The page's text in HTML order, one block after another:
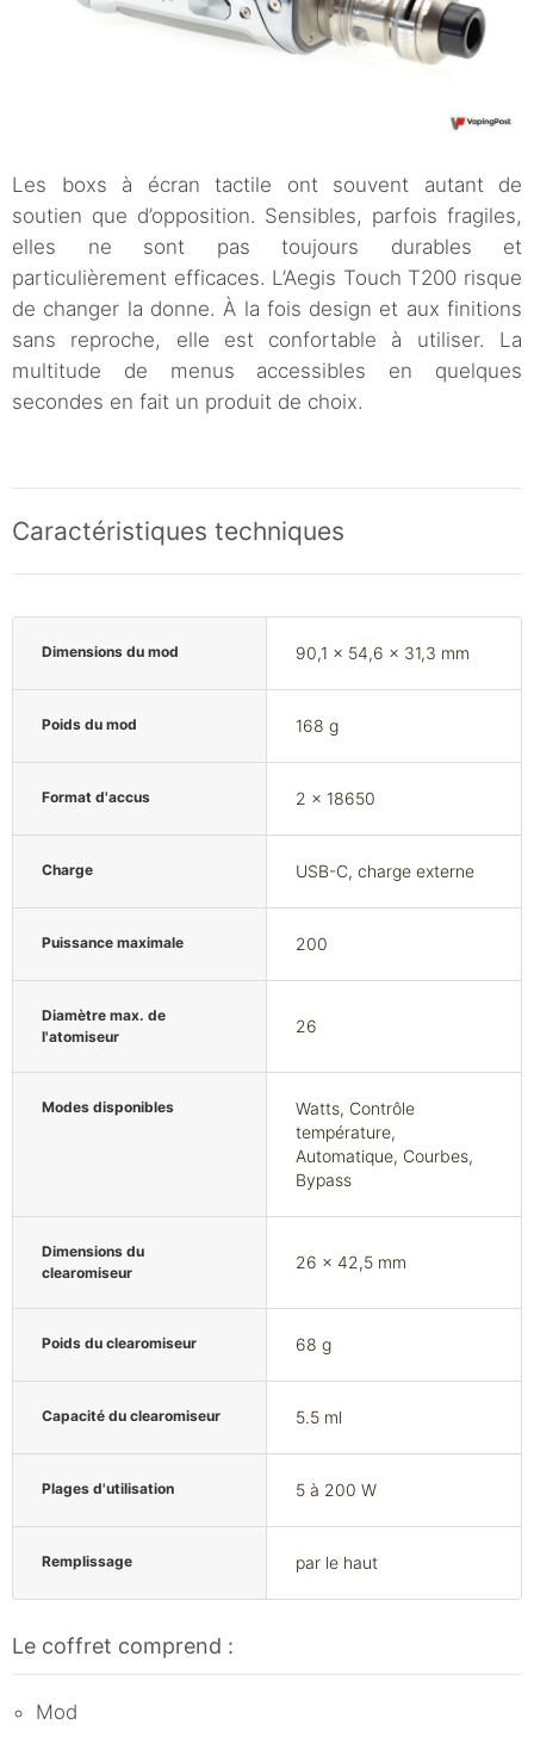
Les boxs à écran tactile ont souvent autant de
soutien que d’opposition. Sensibles, parfois fragiles,
elles ne sont pas toujours durables et
particulièrement efficaces. L’Aegis Touch T200 risque
de changer la donne. À la fois design et aux finitions
sans reproche, elle est confortable à utiliser. La
multitude de menus accessibles en quelques
secondes en fait un produit de choix.
Caractéristiques techniques
Dimensions du mod 90,1 x 54,6 x 31,3 mm
Poids du mod 168 g
Format d'accus 2 x 18650
Charge USB-C, charge externe
Puissance maximale 200
Diamètre max. de
l'atomiseur
26
Modes disponibles
Watts, Contrôle
température,
Automatique, Courbes,
Bypass
Dimensions du
clearomiseur
26 x 42,5 mm
Poids du clearomiseur 68 g
Capacité du clearomiseur 5.5 ml
Plages d'utilisation 5 à 200 W
Remplissage par le haut
Le coffret comprend :
Mod